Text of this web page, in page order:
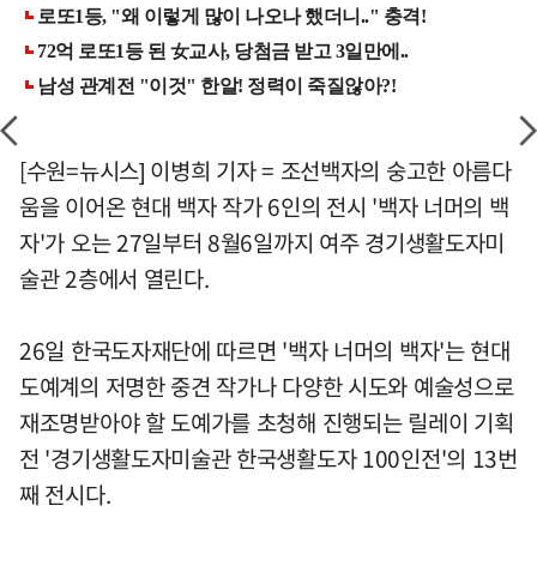
[수원=뉴시스] 이병희 기자 = 조선백자의 숭고한 아름다
움을 이어온 현대 백자 작가 6인의 전시 '백자 너머의 백
자'가 오는 27일부터 8월6일까지 여주 경기생활도자미
술관 2층에서 열린다.
26일 한국도자재단에 따르면 '백자 너머의 백자'는 현대
도예계의 저명한 중견 작가나 다양한 시도와 예술성으로
재조명받아야 할 도예가를 초청해 진행되는 릴레이 기획
전 '경기생활도자미술관 한국생활도자 100인전'의 13번
째 전시다.